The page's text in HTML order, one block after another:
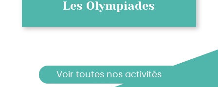
Les Olympiades
Voir toutes nos activités